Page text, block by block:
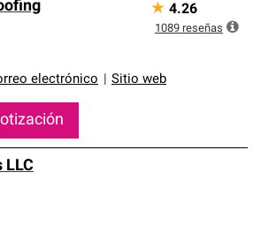
el nivel superior de nuestra red
con estándares estrictos de
electrónico Sitio web
★ 4.26
1089 reseñas
LLC